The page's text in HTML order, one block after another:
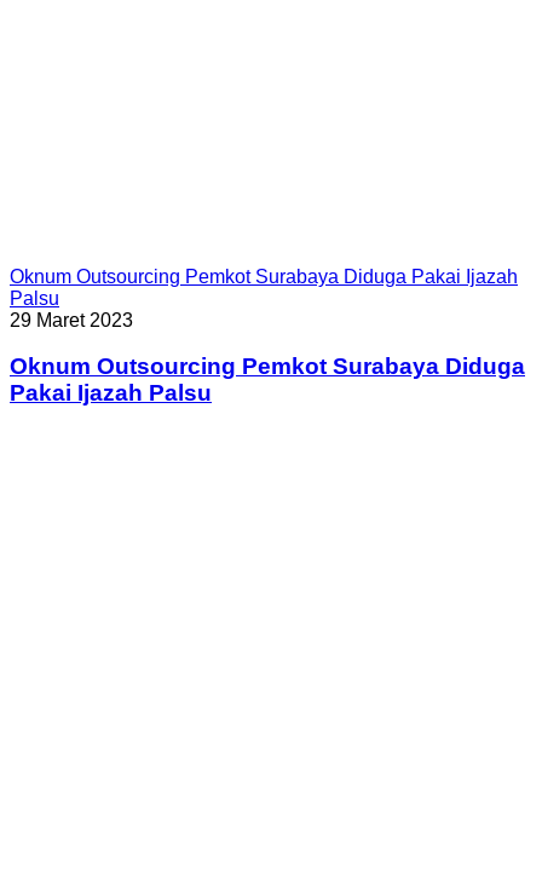
Oknum Outsourcing Pemkot Surabaya Diduga Pakai Ijazah
Palsu
29 Maret 2023
Oknum Outsourcing Pemkot Surabaya Diduga
Pakai Ijazah Palsu